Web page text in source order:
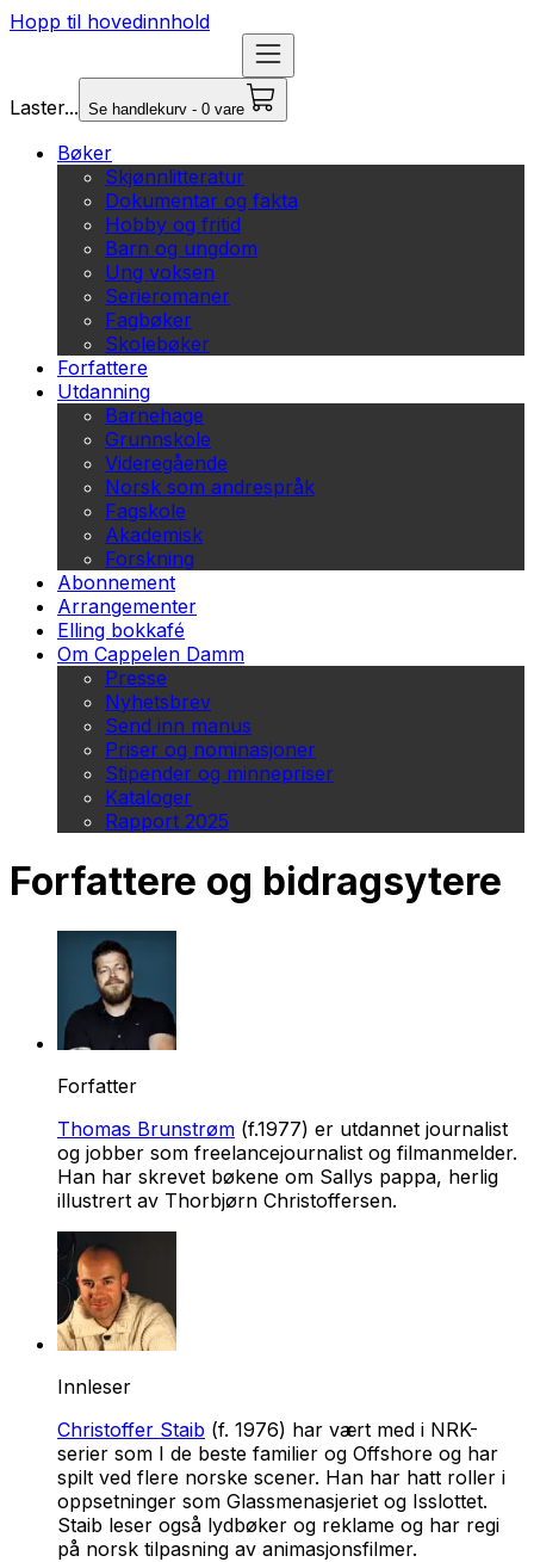
Hopp til hovedinnhold
Laster... Se handlekurv - 0 vare
Bøker
Skjønnlitteratur
Dokumentar og fakta
Hobby og fritid
Barn og ungdom
Ung voksen
Serieromaner
Fagbøker
Skolebøker
Forfattere
Utdanning
Barnehage
Grunnskole
Videregående
Norsk som andrespråk
Fagskole
Akademisk
Forskning
Abonnement
Arrangementer
Elling bokkafé
Om Cappelen Damm
Presse
Nyhetsbrev
Send inn manus
Priser og nominasjoner
Stipender og minnepriser
Kataloger
Rapport 2025
Forfattere og bidragsytere
Forfatter
Thomas Brunstrøm (f.1977) er utdannet journalist
og jobber som freelancejournalist og filmanmelder.
Han har skrevet bøkene om Sallys pappa, herlig
illustrert av Thorbjørn Christoffersen.
Innleser
Christoffer Staib (f. 1976) har vært med i NRK-
serier som I de beste familier og Offshore og har
spilt ved flere norske scener. Han har hatt roller i
oppsetninger som Glassmenasjeriet og Isslottet.
Staib leser også lydbøker og reklame og har regi
på norsk tilpasning av animasjonsfilmer.